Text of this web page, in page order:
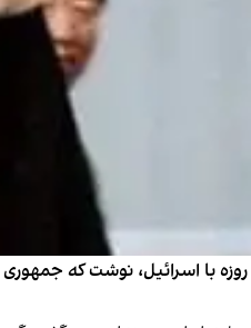
فاکس‌نیوز در گزارشی تحلیلی از تشدید سرکوب در